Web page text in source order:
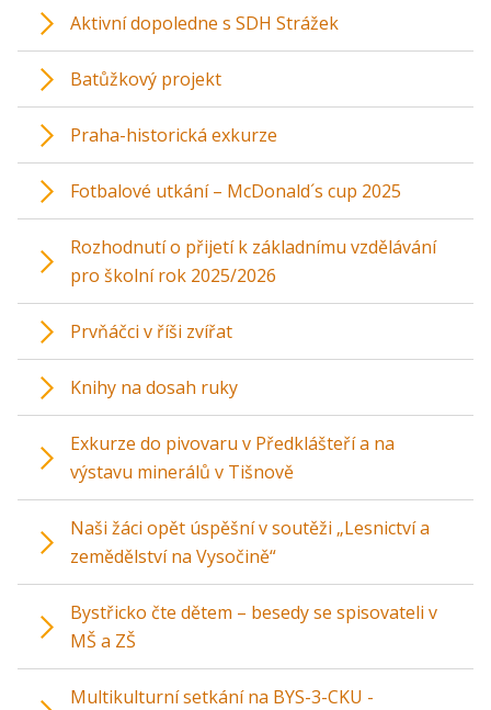
Aktivní dopoledne s SDH Strážek
Batůžkový projekt
Praha-historická exkurze
Fotbalové utkání – McDonald´s cup 2025
Rozhodnutí o přijetí k základnímu vzdělávání
pro školní rok 2025/2026
Prvňáčci v říši zvířat
Knihy na dosah ruky
Exkurze do pivovaru v Předklášteří a na
výstavu minerálů v Tišnově
Naši žáci opět úspěšní v soutěži „Lesnictví a
zemědělství na Vysočině“
Bystřicko čte dětem – besedy se spisovateli v
MŠ a ZŠ
Multikulturní setkání na BYS-3-CKU -